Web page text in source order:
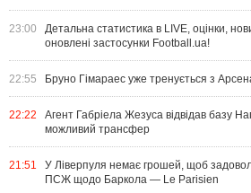
23:00
Детальна статистика в LIVE, оцінки,
оновлені застосунки Football.ua!
22:55 Бруно Гімараес уже тренується з
22:22
Агент Габріела Жезуса відвідав базу
можливий трансфер
21:51
У Ліверпуля немає грошей, щоб
ПСЖ щодо Баркола — Le Parisien